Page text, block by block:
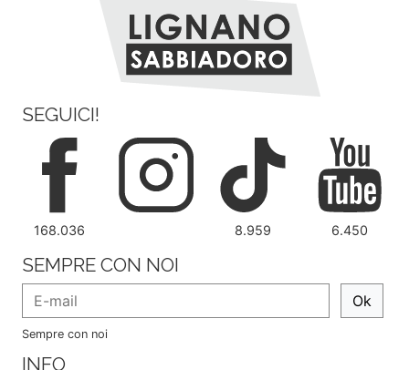
SEGUICI!
168.036 8.959 6.450
SEMPRE CON NOI
Ok
Sempre con noi
INFO